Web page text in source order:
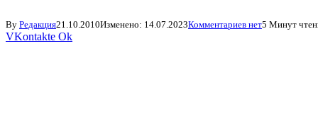
By Редакция21.10.2010Изменено: 14.07.2023Комментариев нет5 Минут
VKontakte Ok